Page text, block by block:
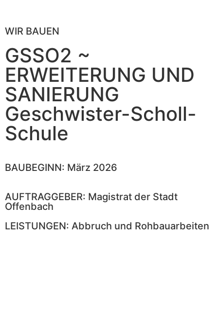
WIR BAUEN
GSSO2 ~
ERWEITERUNG UND
SANIERUNG
Geschwister-Scholl-
Schule
BAUBEGINN: März 2026
AUFTRAGGEBER: Magistrat der Stadt
Offenbach
LEISTUNGEN: Abbruch und Rohbauarbeiten